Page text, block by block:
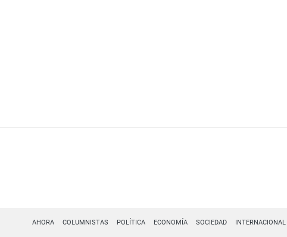
AHORA COLUMNISTAS POLÍTICA ECONOMÍA SOCIEDAD INTERNACIONAL